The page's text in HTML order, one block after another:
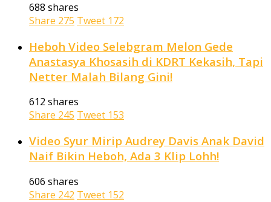
688 shares
Share 275 Tweet 172
Heboh Video Selebgram Melon Gede
Anastasya Khosasih di KDRT Kekasih, Tapi
Netter Malah Bilang Gini!
612 shares
Share 245 Tweet 153
Video Syur Mirip Audrey Davis Anak David
Naif Bikin Heboh, Ada 3 Klip Lohh!
606 shares
Share 242 Tweet 152